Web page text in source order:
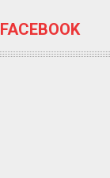
FACEBOOK